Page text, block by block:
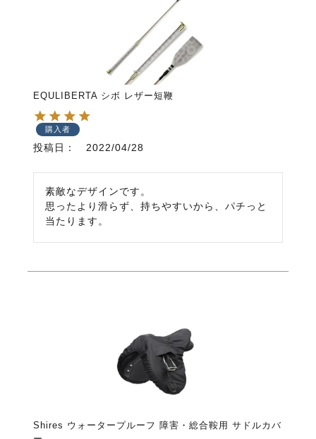
EQULIBERTA シボ レザー短鞭
購入者
投稿日 2022/04/28
素敵なデザインです。
思ったより滑らず、持ちやすいから、パチっと
当たります。
Shires ウォータープルーフ 障害・総合鞍用 サドルカバ